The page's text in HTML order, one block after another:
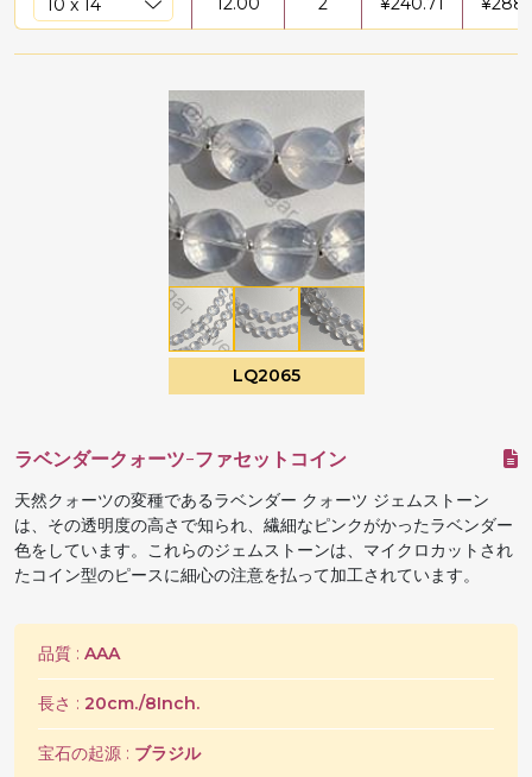
LQ2065
ラベンダークォーツ-ファセットコイン
天然クォーツの変種であるラベンダー クォーツ ジェムストーン
は、その透明度の高さで知られ、繊細なピンクがかったラベンダー
色をしています。これらのジェムストーンは、マイクロカットされ
たコイン型のピースに細心の注意を払って加工されています。
品質 : AAA
長さ : 20cm./8Inch.
宝石の起源 : ブラジル